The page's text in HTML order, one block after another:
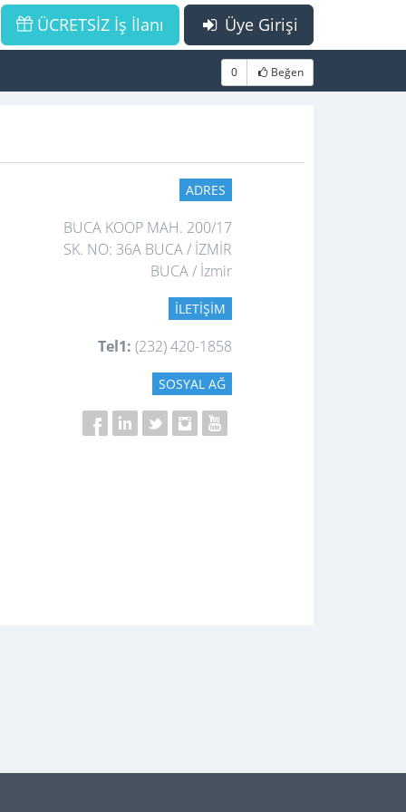
Üye Girişi
ÜCRETSİZ İş İlanı
0 Beğen
ADRES
BUCA KOOP MAH. 200/17
SK. NO: 36A BUCA / İZMİR
BUCA / İzmir
İLETIŞIM
Tel1: (232) 420-1858
SOSYAL AĞ